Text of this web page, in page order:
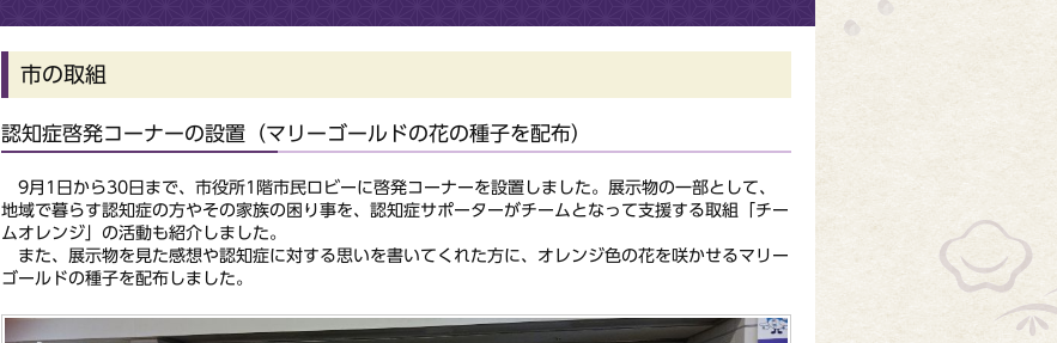
市の取組
認知症啓発コーナーの設置（マリーゴールドの花の種子を配布）
9月1日から30日まで、市役所1階市民ロビーに啓発コーナーを設置しました。展示物の一部として、
地域で暮らす認知症の方やその家族の困り事を、認知症サポーターがチームとなって支援する取組「チー
ムオレンジ」の活動も紹介しました。
また、展示物を見た感想や認知症に対する思いを書いてくれた方に、オレンジ色の花を咲かせるマリー
ゴールドの種子を配布しました。